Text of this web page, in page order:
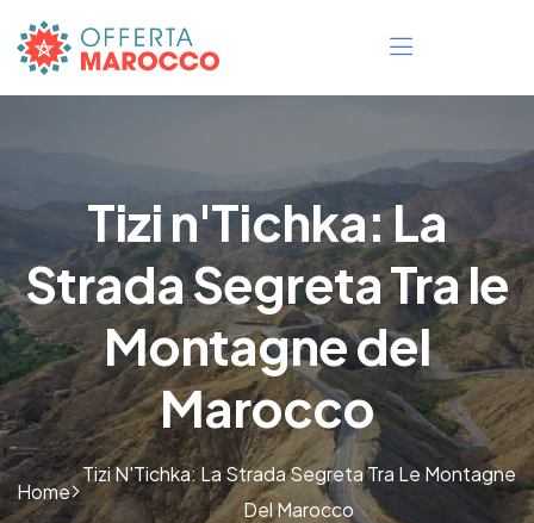
Tizi n'Tichka: La
Strada Segreta Tra le
Montagne del
Marocco
Home
Tizi N'Tichka: La Strada Segreta Tra Le Montagne
Del Marocco